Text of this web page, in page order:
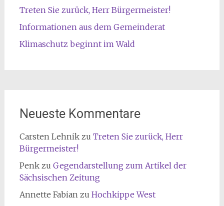
Treten Sie zurück, Herr Bürgermeister!
Informationen aus dem Gemeinderat
Klimaschutz beginnt im Wald
Neueste Kommentare
Carsten Lehnikzu Treten Sie zurück, Herr
Bürgermeister!
Penkzu Gegendarstellung zum Artikel der
Sächsischen Zeitung
Annette Fabianzu Hochkippe West